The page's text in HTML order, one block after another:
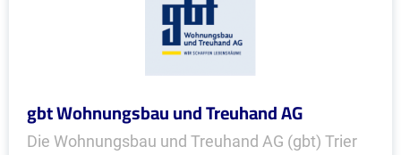
gbt Wohnungsbau und Treuhand AG
Die Wohnungsbau und Treuhand AG (gbt) Trier